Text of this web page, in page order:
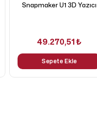
Snapmaker U1 3D Yazıcı
49.270,51 ₺
Sepete Ekle